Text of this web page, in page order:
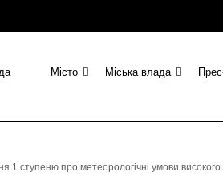
Місто Міська влада
ступеню про метеорологічні умови